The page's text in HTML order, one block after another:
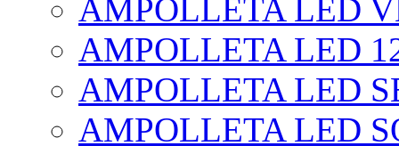
AMPOLLETA LED
AMPOLLETA LED
AMPOLLETA LED
AMPOLLETA LED